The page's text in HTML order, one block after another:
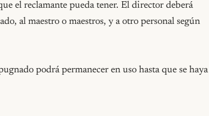
el reclamante pueda tener. El director deberá
al maestro o maestros, y a otro personal según
podrá permanecer en uso hasta que se haya